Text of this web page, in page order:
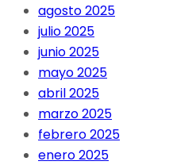
agosto 2025
julio 2025
junio 2025
mayo 2025
abril 2025
marzo 2025
febrero 2025
enero 2025